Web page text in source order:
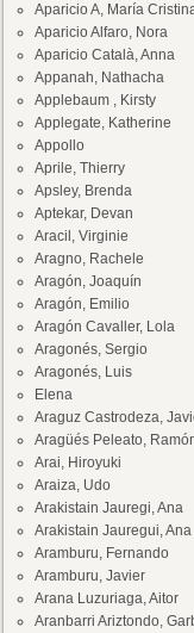
Aparicio A, María
Aparicio Alfaro, Nora
Aparicio Català, Anna
Appanah, Nathacha
Applebaum , Kirsty
Applegate, Katherine
Appollo
Aprile, Thierry
Apsley, Brenda
Aptekar, Devan
Aracil, Virginie
Aragno, Rachele
Aragón, Joaquín
Aragón, Emilio
Aragón Cavaller, Lola
Aragonés, Sergio
Aragonés, Luis
Elena
Araguz Castrodeza,
Aragüés Peleato,
Arai, Hiroyuki
Araiza, Udo
Arakistain Jauregi, Ana
Arakistain Jauregui, Ana
Aramburu, Fernando
Aramburu, Javier
Arana Luzuriaga, Aitor
Aranbarri Ariztondo,